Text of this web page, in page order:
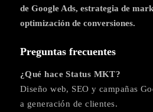
de Google Ads, estrategia de
optimización de conversiones.
Preguntas frecuentes
¿Qué hace Status MKT?
Diseño web, SEO y campañas
a generación de clientes.